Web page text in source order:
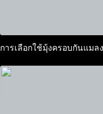
การเลือกใช้มุ้งครอบกันแมล